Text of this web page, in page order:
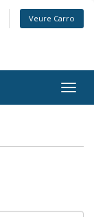
Veure Carro